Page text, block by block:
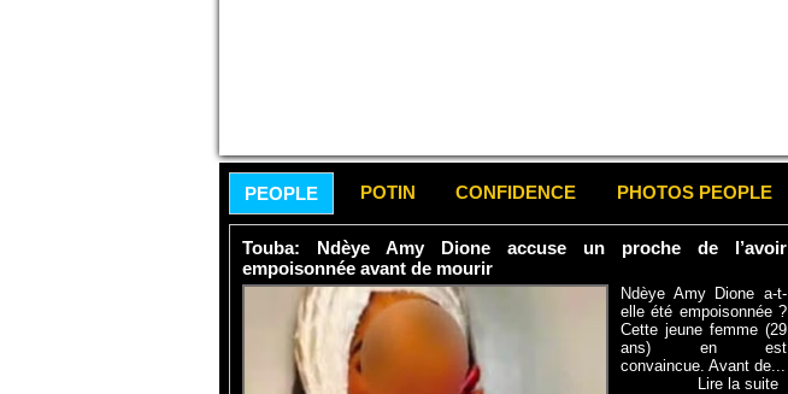
PEOPLE POTIN CONFIDENCE PHOTOS PEOPLE
Touba: Ndèye Amy Dione accuse un proche de l’avoir
empoisonnée avant de mourir
Ndèye Amy Dione a-t-
elle été empoisonnée ?
Cette jeune femme (29
ans) en est
convaincue. Avant de...
Lire la suite